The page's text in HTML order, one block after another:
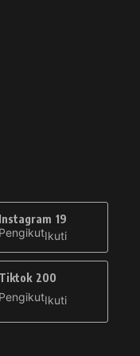
Instagram 19
PengikutIkuti
Tiktok 200
PengikutIkuti